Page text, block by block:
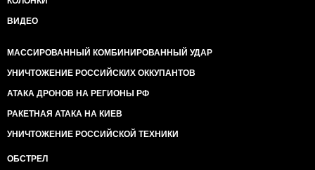
ВИДЕО
МАССИРОВАННЫЙ КОМБИНИРОВАННЫЙ УДАР
УНИЧТОЖЕНИЕ РОССИЙСКИХ ОККУПАНТОВ
АТАКА ДРОНОВ НА РЕГИОНЫ РФ
РАКЕТНАЯ АТАКА НА КИЕВ
УНИЧТОЖЕНИЕ РОССИЙСКОЙ ТЕХНИКИ
ОБСТРЕЛ